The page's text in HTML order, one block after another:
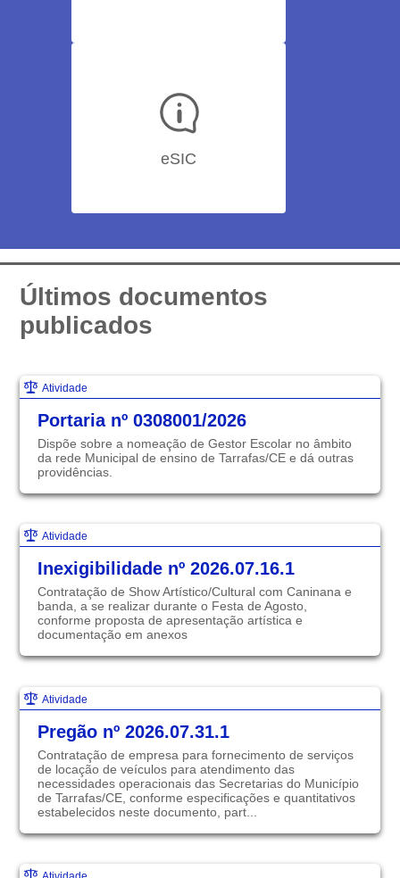
eSIC
E-mail
Últimos documentos
publicados
Atividade
Portaria nº 0308001/2026
Dispõe sobre a nomeação de Gestor Escolar no âmbito
da rede Municipal de ensino de Tarrafas/CE e dá outras
providências.
Atividade
Inexigibilidade nº 2026.07.16.1
Contratação de Show Artístico/Cultural com Caninana e
banda, a se realizar durante o Festa de Agosto,
conforme proposta de apresentação artística e
documentação em anexos
Atividade
Pregão nº 2026.07.31.1
Contratação de empresa para fornecimento de serviços
de locação de veículos para atendimento das
necessidades operacionais das Secretarias do Município
de Tarrafas/CE, conforme especificações e quantitativos
estabelecidos neste documento, part...